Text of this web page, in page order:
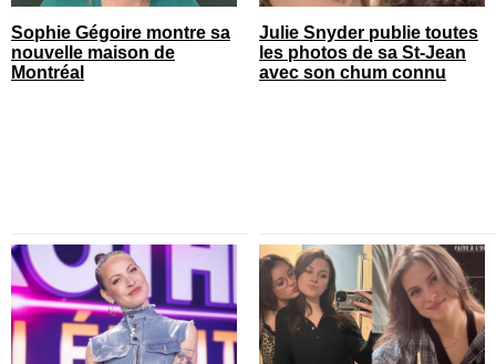
Sophie Gégoire montre sa
nouvelle maison de
Montréal
Julie Snyder publie toutes
les photos de sa St-Jean
avec son chum connu